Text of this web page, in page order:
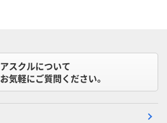
アスクルについて
お気軽にご質問ください。